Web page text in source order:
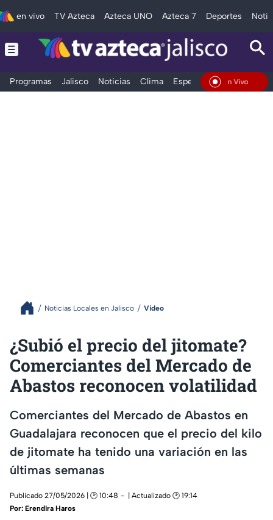
en vivo TV Azteca Azteca UNO Azteca 7 Deportes
Programas Jalisco Noticias Clima Espectáculos Deportes
En Vivo
Noticias Locales en Jalisco Video
¿Subió el precio del jitomate?
Comerciantes del Mercado de
Abastos reconocen volatilidad
Comerciantes del Mercado de Abastos en
Guadalajara reconocen que el precio del kilo
de jitomate ha tenido una variación en las
últimas semanas
Publicado 27/05/2026 | 🕑 10:48
| Actualizado 🕑 19:14
Por: Erendira Haros